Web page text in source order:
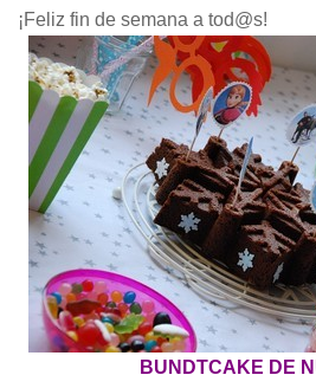
¡Feliz fin de semana a tod@s!
BUNDTCAKE DE